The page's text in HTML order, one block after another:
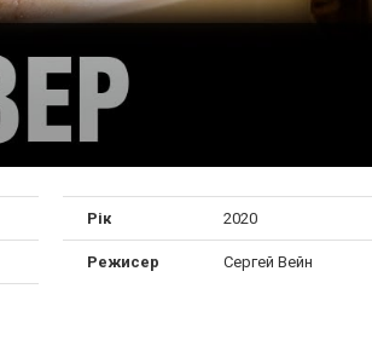
Рік 2020
Режисер Сергей Вейн